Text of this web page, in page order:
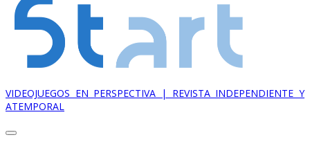
VIDEOJUEGOS EN PERSPECTIVA | REVISTA INDEPENDIENTE Y
ATEMPORAL